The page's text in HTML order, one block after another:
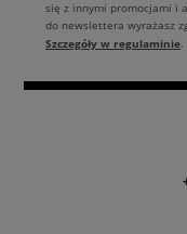
się z innymi promocjami i
do newslettera wyrażasz
Szczegóły w regulaminie.